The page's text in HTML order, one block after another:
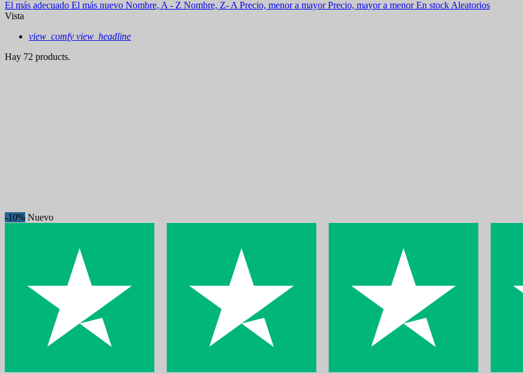
El más adecuado El más nuevo Nombre, A - Z Nombre, Z- A Precio, menor a mayorPrecio, mayor a menorEn stock Aleatorios
Vista
view_comfy view_headline
Hay 72 products.
-10% Nuevo